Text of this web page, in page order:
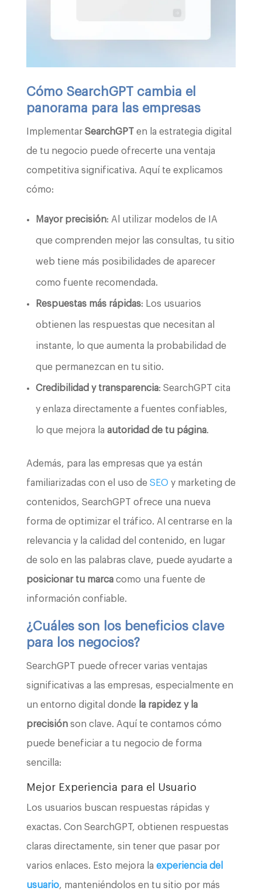
Cómo SearchGPT cambia el
panorama para las empresas
Implementar SearchGPTen la estrategia digital
de tu negocio puede ofrecerte una ventaja
competitiva significativa. Aquí te explicamos
cómo:
Mayor precisión: Al utilizar modelos de IA
que comprenden mejor las consultas, tu sitio
web tiene más posibilidades de aparecer
como fuente recomendada.
Respuestas más rápidas: Los usuarios
obtienen las respuestas que necesitan al
instante, lo que aumenta la probabilidad de
que permanezcan en tu sitio.
Credibilidad y transparencia: SearchGPT cita
y enlaza directamente a fuentes confiables,
lo que mejora la autoridad de tu página.
Además, para las empresas que ya están
familiarizadas con el uso de SEO y marketing de
contenidos, SearchGPT ofrece una nueva
forma de optimizar el tráfico. Al centrarse en la
relevancia y la calidad del contenido, en lugar
de solo en las palabras clave, puede ayudarte a
posicionar tu marcacomo una fuente de
información confiable.
¿Cuáles son los beneficios clave
para los negocios?
SearchGPT puede ofrecer varias ventajas
significativas a las empresas, especialmente en
un entorno digital donde la rapidez y la
precisiónson clave. Aquí te contamos cómo
puede beneficiar a tu negocio de forma
sencilla:
Mejor Experiencia para el Usuario
Los usuarios buscan respuestas rápidas y
exactas. Con SearchGPT, obtienen respuestas
claras directamente, sin tener que pasar por
varios enlaces. Esto mejora la experiencia del
usuario, manteniéndolos en tu sitio por más